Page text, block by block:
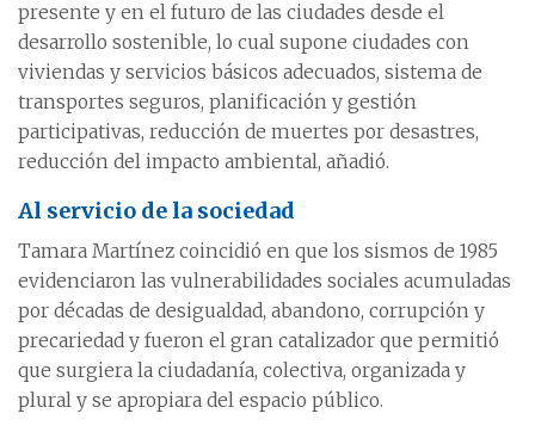
presente y en el futuro de las ciudades desde el
desarrollo sostenible, lo cual supone ciudades con
viviendas y servicios básicos adecuados, sistema de
transportes seguros, planificación y gestión
participativas, reducción de muertes por desastres,
reducción del impacto ambiental, añadió.
Al servicio de la sociedad
Tamara Martínez coincidió en que los sismos de 1985
evidenciaron las vulnerabilidades sociales acumuladas
por décadas de desigualdad, abandono, corrupción y
precariedad y fueron el gran catalizador que permitió
que surgiera la ciudadanía, colectiva, organizada y
plural y se apropiara del espacio público.